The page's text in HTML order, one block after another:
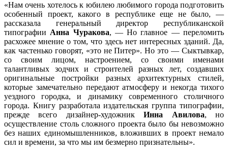
«Нам очень хотелось к юбилею любимого города подготовить
особенный проект, какого в республике еще не было, —
рассказала генеральный директор республиканской
типографии Анна Чуракова, — Но главное — переломить
расхожее мнение о том, что здесь нет интересных зданий. Да,
как частенько говорят, «это не Питер». Но это — Сыктывкар,
со своим лицом, настроением, со своими именами
талантливых зодчих и строителей разных лет, создавших
оригинальные постройки разных архитектурных стилей,
которые замечательно передают атмосферу и некогда тихого
уездного городка, и динамику современного столичного
города. Книгу разработала издательская группа типографии,
прежде всего дизайнер-художникИнна Авилова, но
осуществление столь сложного проекта было бы невозможно
без наших единомышленников, вложивших в проект немало
сил и времени, за что мы им безмерно признательны».